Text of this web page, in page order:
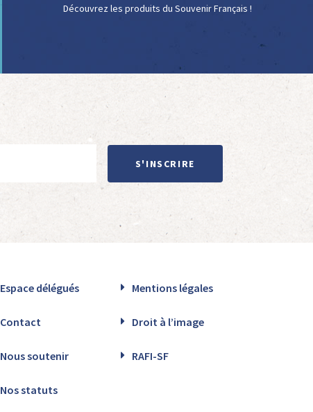
Découvrez les produits du Souvenir Français !
S'INSCRIRE
Espace délégués Mentions légales
Contact Droit à l’image
Nous soutenir RAFI-SF
Nos statuts